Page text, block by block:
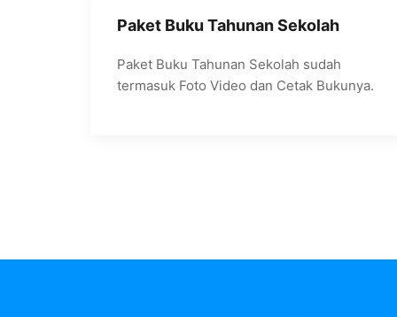
Paket Buku Tahunan Sekolah
Paket Buku Tahunan Sekolah sudah
termasuk Foto Video dan Cetak Bukunya.